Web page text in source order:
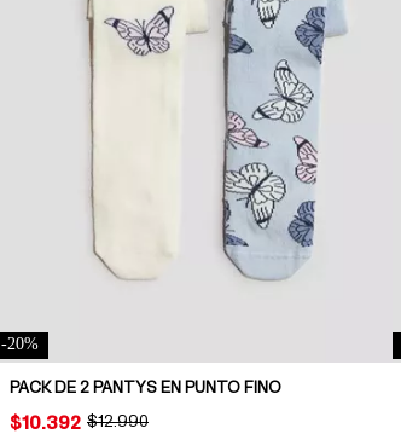
-20%
PACK DE 2 PANTYS EN PUNTO FINO
ORIGINAL PRICE:
$12.990
PRICE:
$10.392